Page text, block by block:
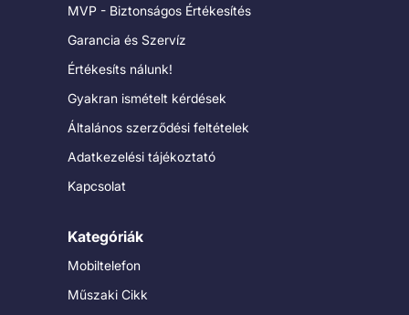
MVP - Biztonságos Értékesítés
Garancia és Szervíz
Értékesíts nálunk!
Gyakran ismételt kérdések
Általános szerződési feltételek
Adatkezelési tájékoztató
Kapcsolat
Kategóriák
Mobiltelefon
Műszaki Cikk